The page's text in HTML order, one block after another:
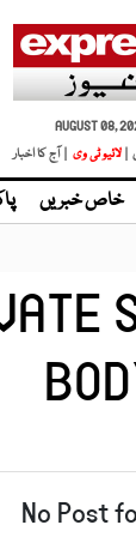
AUGUST 08,
|
| آج کا اخبار
خاص خبریں
No Post